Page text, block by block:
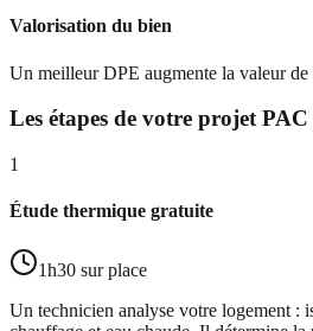
Valorisation du bien
Un meilleur DPE augmente la valeur
Les étapes de votre projet PAC
1
Étude thermique gratuite
1h30 sur place
Un technicien analyse votre logement :